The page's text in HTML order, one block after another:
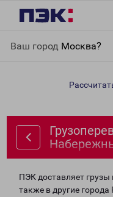
Ваш город Москва?
Набережные Челны
ПЭК доставляет
также в другие